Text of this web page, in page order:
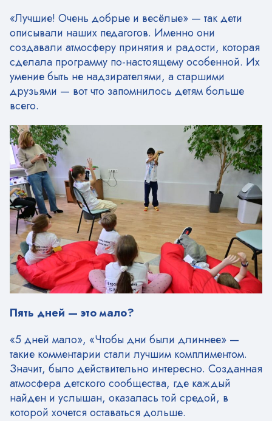
«Лучшие! Очень добрые и весёлые» — так дети
описывали наших педагогов. Именно они
создавали атмосферу принятия и радости, которая
сделала программу по-настоящему особенной. Их
умение быть не надзирателями, а старшими
друзьями — вот что запомнилось детям больше
всего.
Пять дней — это мало?
«5 дней мало», «Чтобы дни были длиннее» —
такие комментарии стали лучшим комплиментом.
Значит, было действительно интересно. Созданная
атмосфера детского сообщества, где каждый
найден и услышан, оказалась той средой, в
которой хочется оставаться дольше.